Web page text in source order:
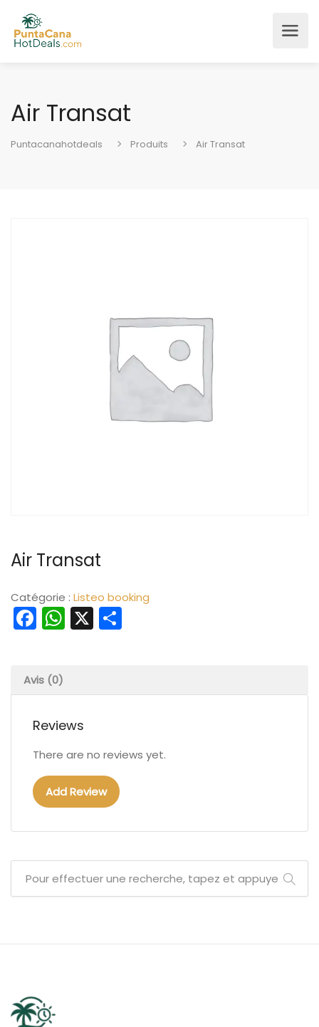
Air Transat
Puntacanahotdeals Produits Air Transat
Air Transat
Catégorie : Listeo booking
Facebook
WhatsApp
X
Avis (0)
Reviews
There are no reviews yet.
Add Review